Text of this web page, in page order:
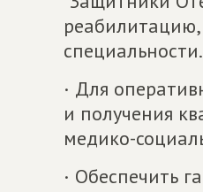
специальности.
· Для
и получения
медико-
· Обеспечить